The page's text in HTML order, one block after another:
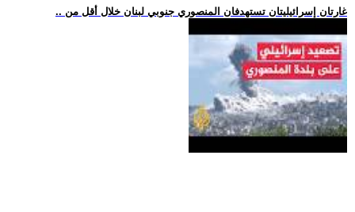
.. غارتان إسرائيليتان تستهدفان المنصوري جنوبي لبنان خلال أقل من